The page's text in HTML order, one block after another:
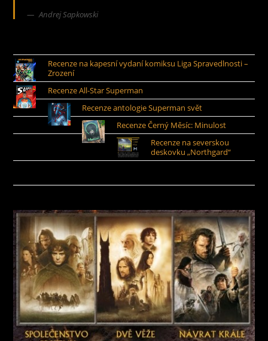
Andrej Sapkowski
Recenze na kapesní vydaní komiksu Liga Spravedlnosti –
Zrození
Recenze All-Star Superman
Recenze antologie Superman svět
Recenze Černý Měsíc: Minulost
Recenze na severskou
deskovku „Northgard“